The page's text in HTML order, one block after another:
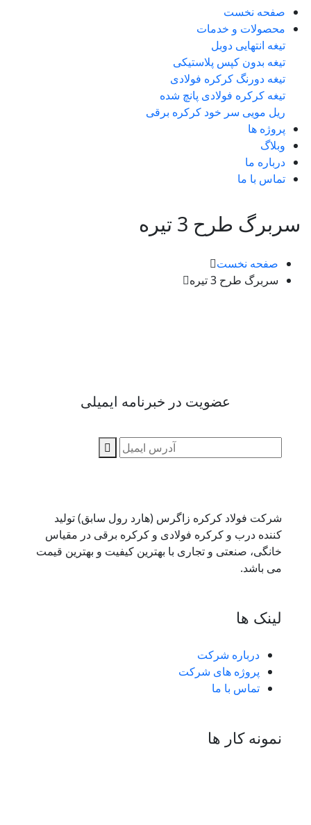
صفحه نخست
محصولات و خدمات
تیغه انتهایی دوبل
تیغه بدون کپس پلاستیکی
تیغه دورنگ کرکره فولادی
تیغه کرکره فولادی پانچ شده
ریل مویی سر خود کرکره برقی
پروژه ها
وبلاگ
درباره ما
تماس با ما
طرح 3 تیره
صفحه نخست
سربرگ طرح 3 تیره
عضویت در خبرنامه ایمیلی
شرکت فولاد کرکره زاگرس (هارد رول سابق) تولید
کننده درب و کرکره فولادی و کرکره برقی در مقیاس
خانگی، صنعتی و تجاری با بهترین کیفیت و بهترین قیمت
می باشد.
لینک ها
درباره شرکت
پروژه های شرکت
تماس با ما
نمونه کار ها